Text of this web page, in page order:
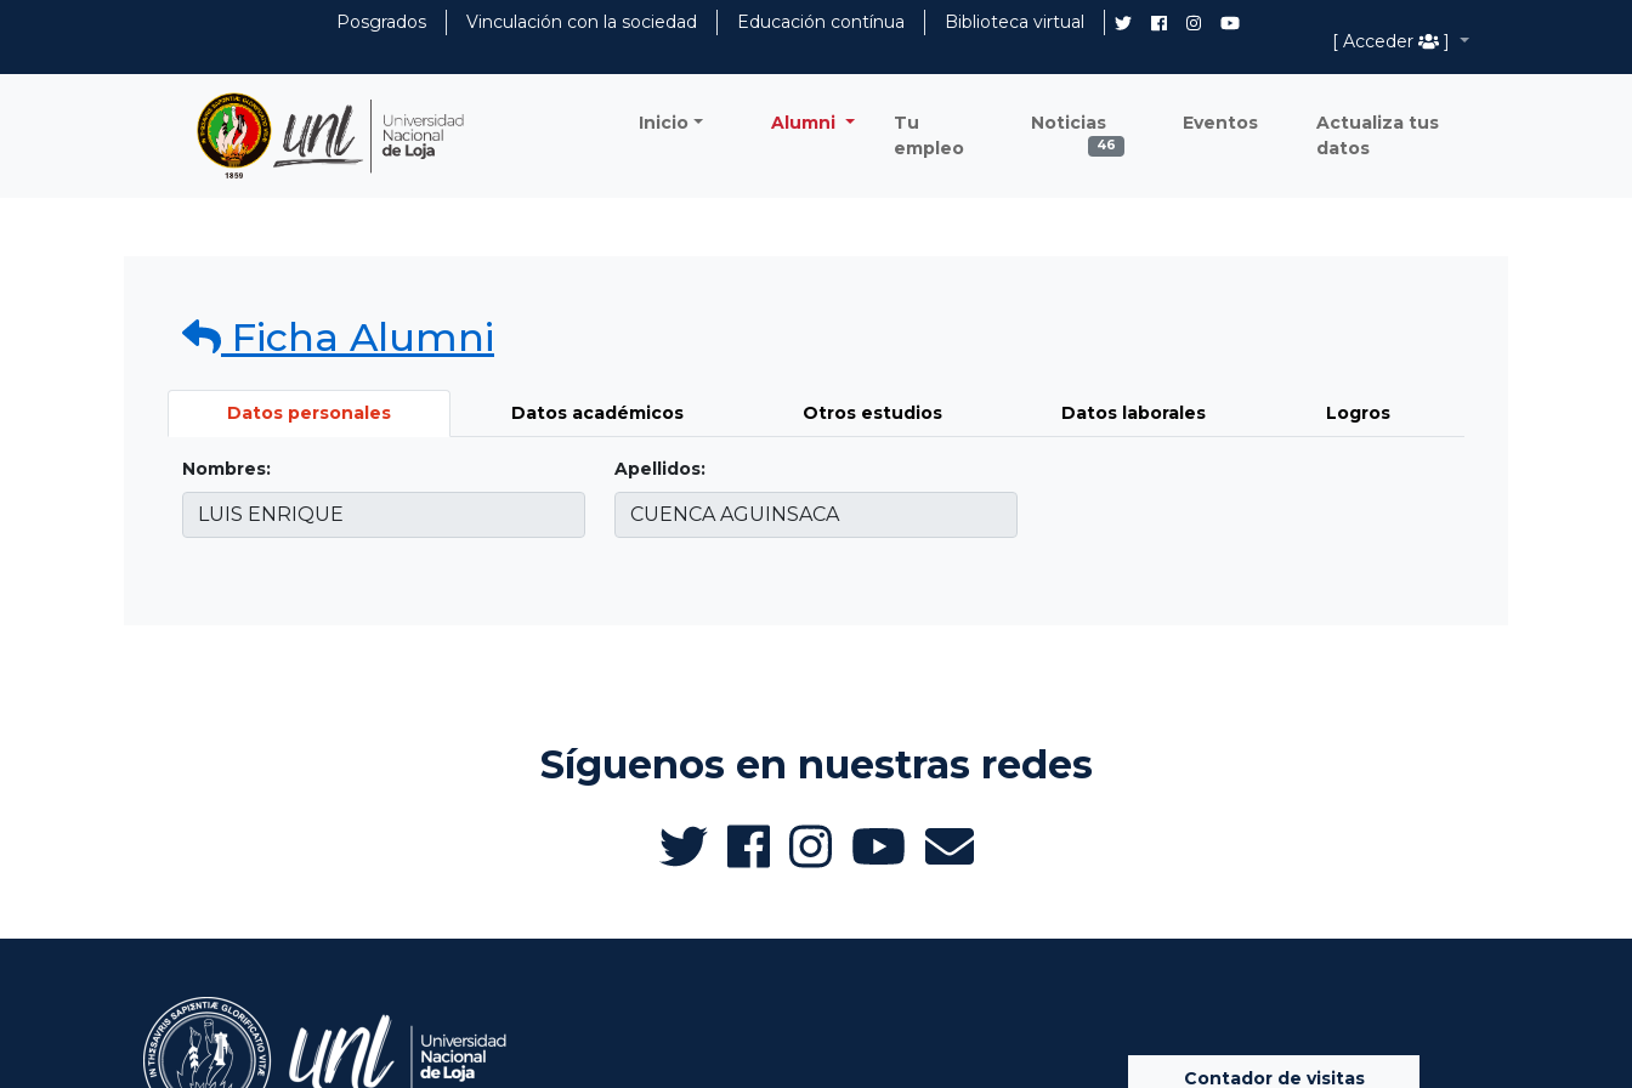
Posgrados Vinculación con la sociedad Educación contínua
Biblioteca virtual
[ Acceder
]
Inicio Alumni
Tu
empleo
Noticias
46
Eventos
Actualiza tus
datos
Ficha Alumni
Datos personales Datos académicos Otros estudios Datos laborales Logros
Nombres: Apellidos:
Síguenos en nuestras redes
Contador de visitas